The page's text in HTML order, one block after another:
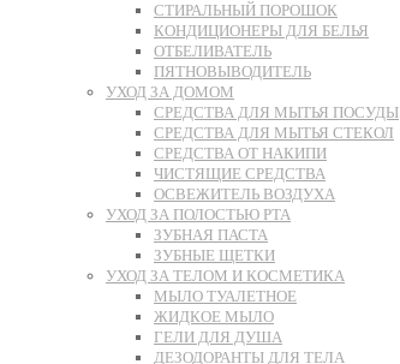
СТИРАЛЬНЫЙ ПОРОШОК
КОНДИЦИОНЕРЫ ДЛЯ БЕЛЬЯ
ОТБЕЛИВАТЕЛЬ
ПЯТНОВЫВОДИТЕЛЬ
УХОД ЗА ДОМОМ
СРЕДСТВА ДЛЯ МЫТЬЯ ПОСУДЫ
СРЕДСТВА ДЛЯ МЫТЬЯ СТЕКОЛ
СРЕДСТВА ОТ НАКИПИ
ЧИСТЯЩИЕ СРЕДСТВА
ОСВЕЖИТЕЛЬ ВОЗДУХА
УХОД ЗА ПОЛОСТЬЮ РТА
ЗУБНАЯ ПАСТА
ЗУБНЫЕ ЩЕТКИ
УХОД ЗА ТЕЛОМ И КОСМЕТИКА
МЫЛО ТУАЛЕТНОЕ
ЖИДКОЕ МЫЛО
ГЕЛИ ДЛЯ ДУША
ДЕЗОДОРАНТЫ ДЛЯ ТЕЛА